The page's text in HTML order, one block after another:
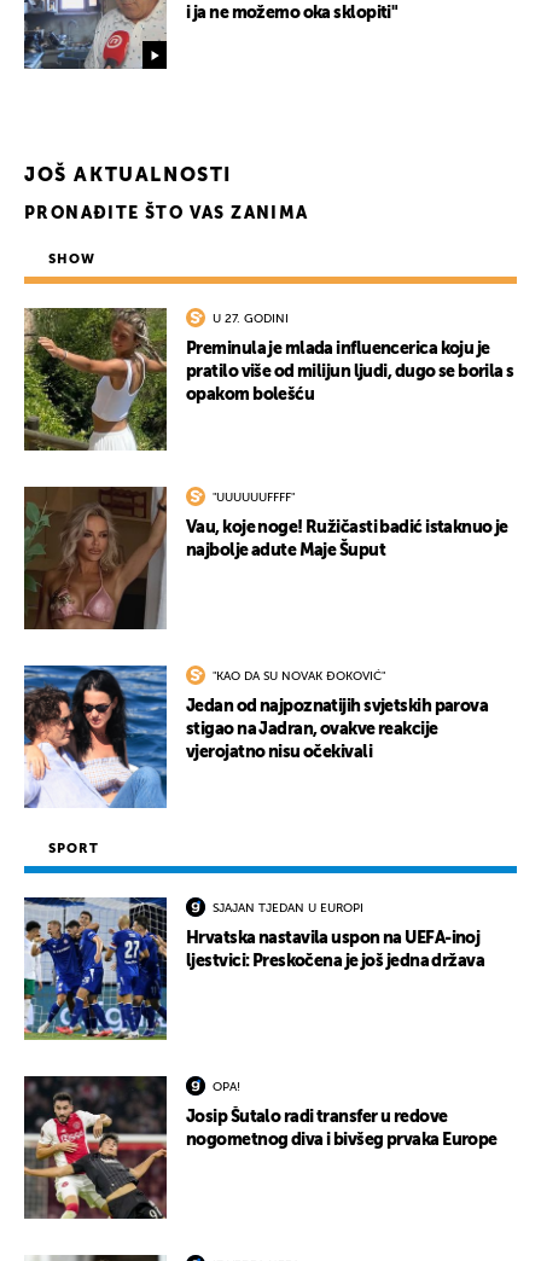
i ja ne možemo oka sklopiti"
JOŠ AKTUALNOSTI
PRONAĐITE ŠTO VAS ZANIMA
SHOW
U 27. GODINI
Preminula je mlada influencerica koju je
pratilo više od milijun ljudi, dugo se borila s
opakom bolešću
"UUUUUUFFFF"
Vau, koje noge! Ružičasti badić istaknuo je
najbolje adute Maje Šuput
"KAO DA SU NOVAK ĐOKOVIĆ"
Jedan od najpoznatijih svjetskih parova
stigao na Jadran, ovakve reakcije
vjerojatno nisu očekivali
SPORT
SJAJAN TJEDAN U EUROPI
Hrvatska nastavila uspon na UEFA-inoj
ljestvici: Preskočena je još jedna država
OPA!
Josip Šutalo radi transfer u redove
nogometnog diva i bivšeg prvaka Europe